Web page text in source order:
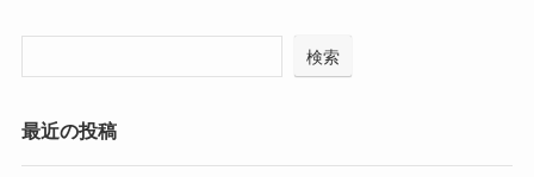
検索
最近の投稿